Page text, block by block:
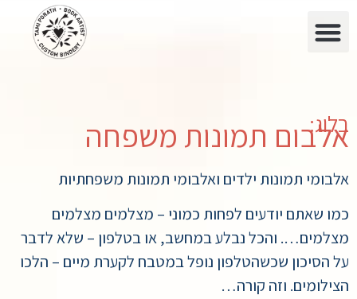
בלוג:
אלבום תמונות משפחה
אלבומי תמונות ילדים ואלבומי תמונות משפחתיות
כמו שאתם יודעים לפחות כמוני – מצלמים מצלמים
מצלמים…. והכל נבלע במחשב, או בטלפון – שלא לדבר
על הסיכון שכשהטלפון נופל במטבח לקערת מיים – הלכו
הצילומים. וזה קורה…